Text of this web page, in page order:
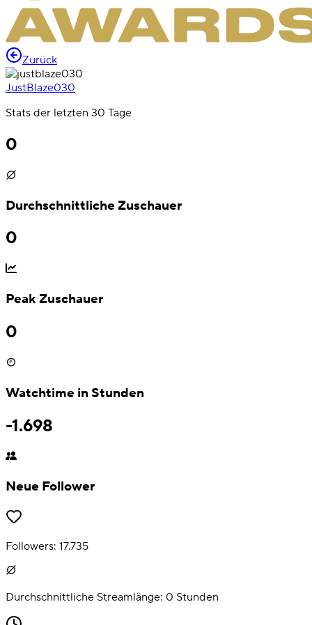
Zurück
JustBlaze030
Stats der letzten 30 Tage
0
Durchschnittliche Zuschauer
0
Peak Zuschauer
0
Watchtime in Stunden
-1.698
Neue Follower
Followers: 17.735
Durchschnittliche Streamlänge: 0 Stunden